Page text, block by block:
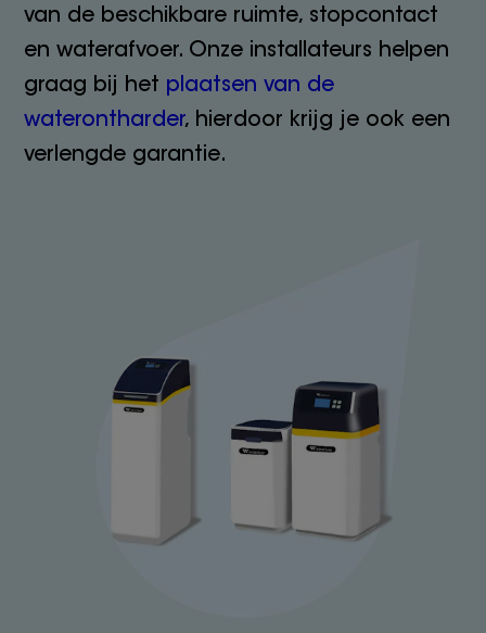
van de beschikbare ruimte, stopcontact
en waterafvoer. Onze installateurs helpen
graag bij het plaatsen van de
waterontharder, hierdoor krijg je ook een
verlengde garantie.